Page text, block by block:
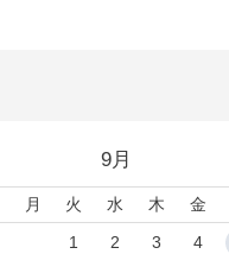
9月
月 火 水 木 金
1
2 3 4